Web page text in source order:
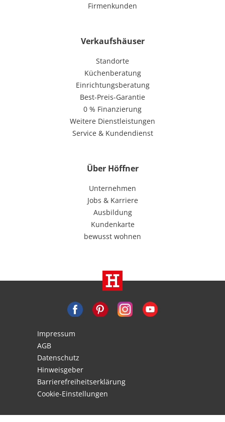
Firmenkunden
Verkaufshäuser
Standorte
Küchenberatung
Einrichtungsberatung
Best-Preis-Garantie
0 % Finanzierung
Weitere Dienstleistungen
Service & Kundendienst
Über Höffner
Unternehmen
Jobs & Karriere
Ausbildung
Kundenkarte
bewusst wohnen
Impressum
AGB
Datenschutz
Hinweisgeber
Barrierefreiheitserklärung
Cookie-Einstellungen